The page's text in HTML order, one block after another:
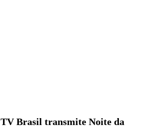
TV Brasil transmite Noite da